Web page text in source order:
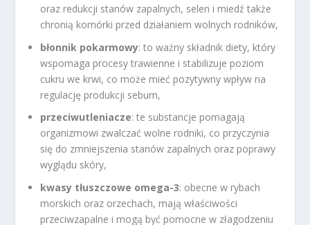
oraz redukcji stanów zapalnych, selen i miedź także
chronią komórki przed działaniem wolnych rodników,
błonnik pokarmowy: to ważny składnik diety, który
wspomaga procesy trawienne i stabilizuje poziom
cukru we krwi, co może mieć pozytywny wpływ na
regulację produkcji sebum,
przeciwutleniacze: te substancje pomagają
organizmowi zwalczać wolne rodniki, co przyczynia
się do zmniejszenia stanów zapalnych oraz poprawy
wyglądu skóry,
kwasy tłuszczowe omega-3: obecne w rybach
morskich oraz orzechach, mają właściwości
przeciwzapalne i mogą być pomocne w złagodzeniu